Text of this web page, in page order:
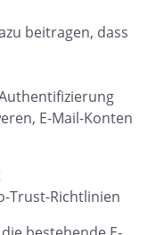
beitragen, dass
E-Mail-Konten
Trust-Richtlinien